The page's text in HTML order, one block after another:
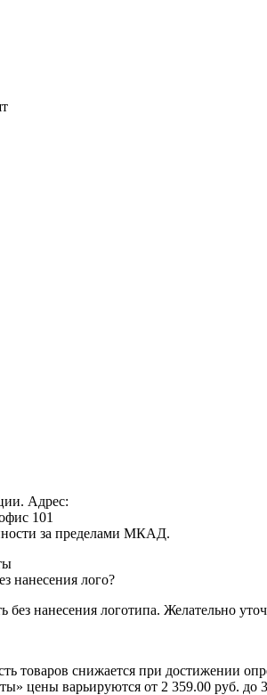
Адрес:
101
за пределами МКАД.
нанесения лого?
нанесения логотипа. Желательно
товаров снижается при достижении
цены варьируются от 2 359.00 руб. до